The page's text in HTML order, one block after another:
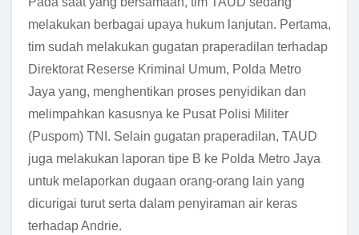
melakukan berbagai upaya hukum lanjutan. Pertama,
tim sudah melakukan gugatan praperadilan terhadap
Direktorat Reserse Kriminal Umum, Polda Metro
Jaya yang, menghentikan proses penyidikan dan
melimpahkan kasusnya ke Pusat Polisi Militer
(Puspom) TNI. Selain gugatan praperadilan, TAUD
juga melakukan laporan tipe B ke Polda Metro Jaya
untuk melaporkan dugaan orang-orang lain yang
dicurigai turut serta dalam penyiraman air keras
terhadap Andrie.